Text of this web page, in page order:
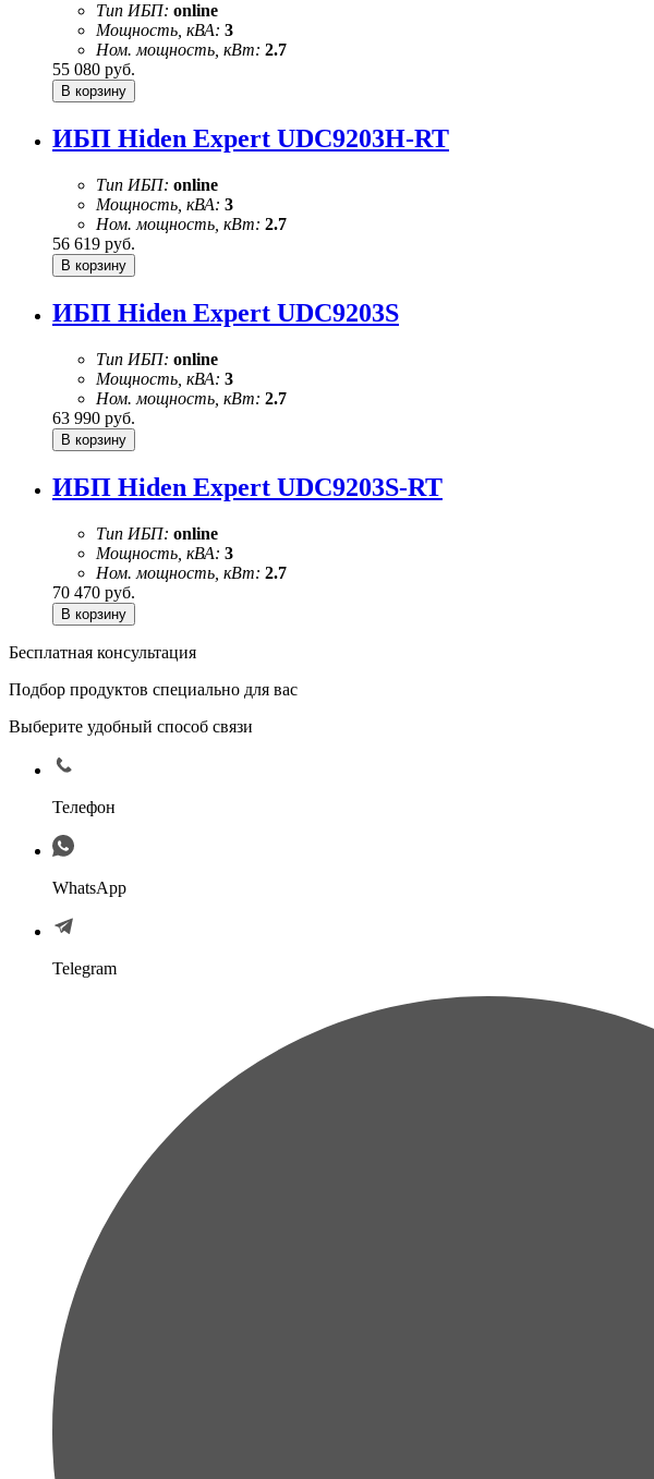
Тип ИБП: online
Мощность, кВА: 3
Ном. мощность, кВт: 2.7
55 080 руб.
ИБП Hiden Expert UDC9203H-RT
Тип ИБП: online
Мощность, кВА: 3
Ном. мощность, кВт: 2.7
56 619 руб.
ИБП Hiden Expert UDC9203S
Тип ИБП: online
Мощность, кВА: 3
Ном. мощность, кВт: 2.7
63 990 руб.
ИБП Hiden Expert UDC9203S-RT
Тип ИБП: online
Мощность, кВА: 3
Ном. мощность, кВт: 2.7
70 470 руб.
Бесплатная консультация
Подбор продуктов специально для вас
Выберите удобный способ связи
Телефон
WhatsApp
Telegram